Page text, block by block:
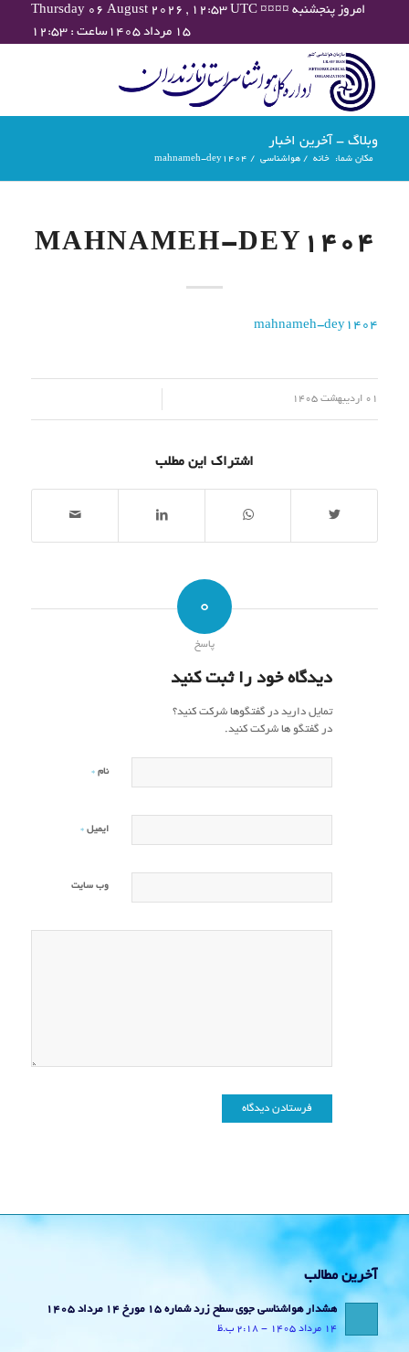
Thursday 06 August 2026 , 12:53 UTC ¤¤¤¤ امروز پنجشنبه
۱۵ مرداد ۱۴۰۵ساعت : ۱۲:۵۳
وبلاگ - آخرین اخبار
مکان شما: خانه / هواشناسی /
mahnameh-dey1404
MAHNAMEH-DEY1404
mahnameh-dey1404
01 اردیبهشت 1405
اشتراک این مطلب
0
پاسخ
دیدگاه خود را ثبت کنید
تمایل دارید در گفتگوها شرکت کنید؟
در گفتگو ها شرکت کنید.
نام *
ایمیل *
وب‌ سایت
آخرین مطالب
هشدار هواشناسی جوی سطح زرد شماره 15 مورخ 14 مرداد 1405
14 مرداد 1405 - 2:18 ب.ظ